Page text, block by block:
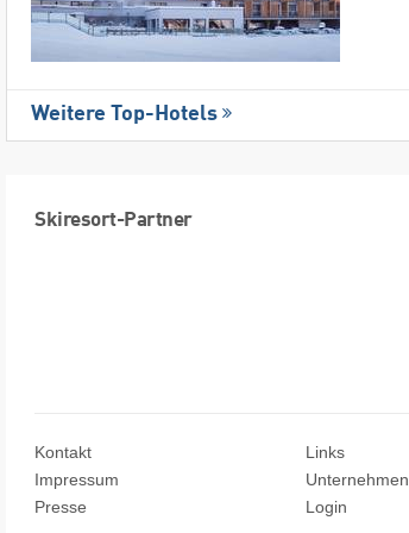
Weitere Top-Hotels
Skiresort-Partner
Kontakt
Impressum
Presse
Links
Unternehmen
Login